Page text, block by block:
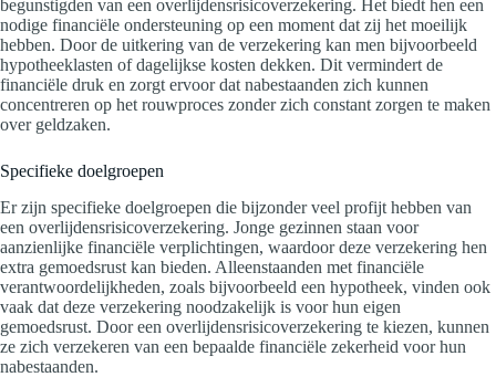
begunstigden van een overlijdensrisicoverzekering. Het biedt hen een
nodige financiële ondersteuning op een moment dat zij het moeilijk
hebben. Door de uitkering van de verzekering kan men bijvoorbeeld
hypotheeklasten of dagelijkse kosten dekken. Dit vermindert de
financiële druk en zorgt ervoor dat nabestaanden zich kunnen
concentreren op het rouwproces zonder zich constant zorgen te maken
over geldzaken.
Specifieke doelgroepen
Er zijn specifieke doelgroepen die bijzonder veel profijt hebben van
een overlijdensrisicoverzekering. Jonge gezinnen staan voor
aanzienlijke financiële verplichtingen, waardoor deze verzekering hen
extra gemoedsrust kan bieden. Alleenstaanden met financiële
verantwoordelijkheden, zoals bijvoorbeeld een hypotheek, vinden ook
vaak dat deze verzekering noodzakelijk is voor hun eigen
gemoedsrust. Door een overlijdensrisicoverzekering te kiezen, kunnen
ze zich verzekeren van een bepaalde financiële zekerheid voor hun
nabestaanden.